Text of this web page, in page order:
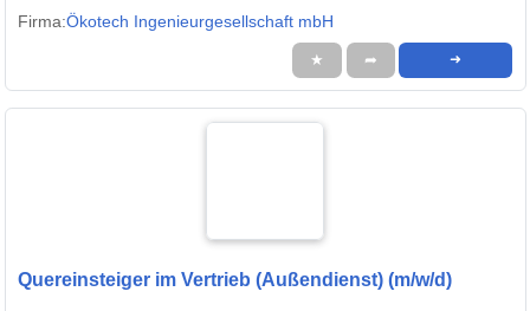
Firma:Ökotech Ingenieurgesellschaft mbH
★ ➦ ➜
Quereinsteiger im Vertrieb (Außendienst) (m/w/d)